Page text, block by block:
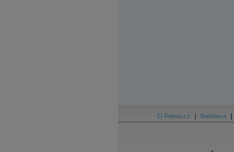
O Patria.cz Reklama